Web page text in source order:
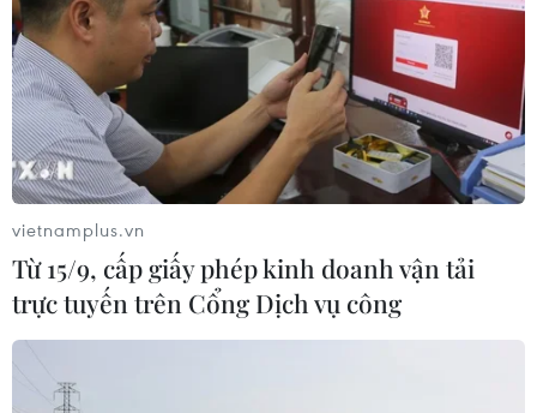
vietnamplus.vn
Từ 15/9, cấp giấy phép kinh doanh vận tải
trực tuyến trên Cổng Dịch vụ công